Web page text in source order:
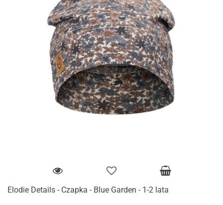
Elodie Details - Czapka - Blue Garden - 1-2 lata